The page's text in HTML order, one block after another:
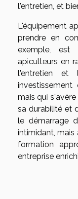
l'entretien, et
L'équipement
prendre en
exemple, est
apiculteurs en
l'entretien
mais qui
sa durabilité et
le démarrage
intimidant, mais
formation
entreprise